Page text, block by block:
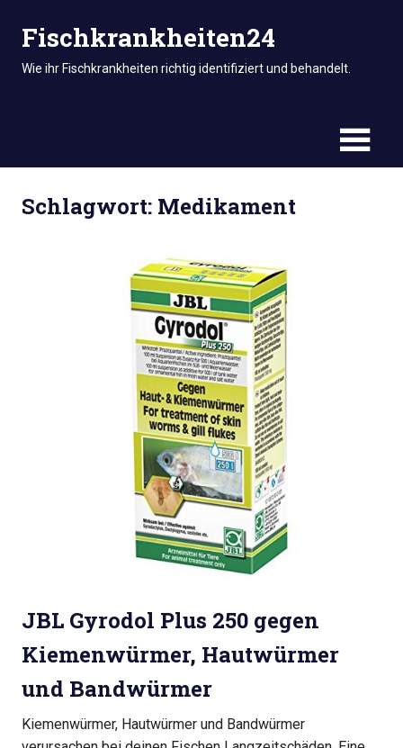
InhaltFischkrankheiten24
Wie ihr Fischkrankheiten richtig identifiziert und behandelt.
Schlagwort: Medikament
JBL Gyrodol Plus 250 gegen
Kiemenwürmer, Hautwürmer
und Bandwürmer
Kiemenwürmer, Hautwürmer und Bandwürmer